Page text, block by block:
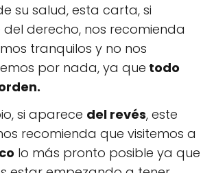
su salud, esta carta, si
derecho, nos recomienda
tranquilos y no nos
por nada, ya que todo
si aparece del revés, este
recomienda que visitemos a
lo más pronto posible ya que